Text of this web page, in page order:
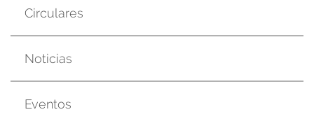
Circulares
Noticias
Eventos